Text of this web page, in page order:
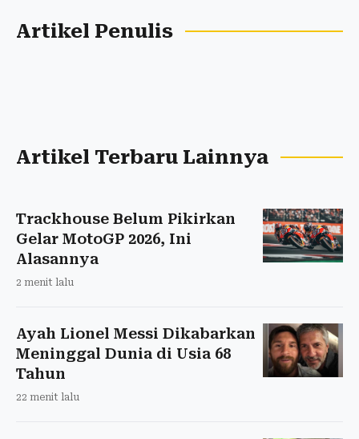
Artikel Penulis
Artikel Terbaru Lainnya
Trackhouse Belum Pikirkan
Gelar MotoGP 2026, Ini
Alasannya
2 menit lalu
Ayah Lionel Messi Dikabarkan
Meninggal Dunia di Usia 68
Tahun
22 menit lalu